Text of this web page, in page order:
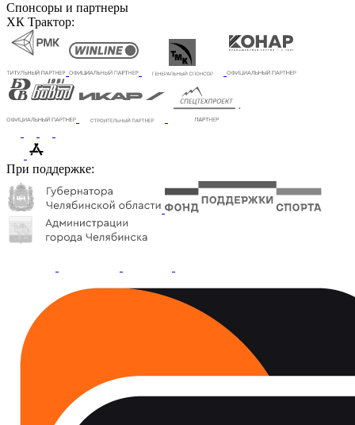
Спонсоры и партнеры
ХК Трактор:
При поддержке: